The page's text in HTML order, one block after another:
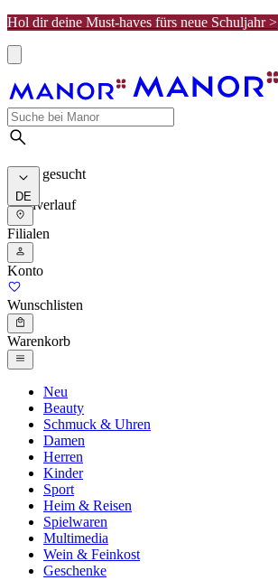
Hol dir deine Must-haves fürs neue Schuljahr >
Meist gesucht
Suchverlauf
DE
Filialen
Konto
Wunschlisten
Warenkorb
Neu
Beauty
Schmuck & Uhren
Damen
Herren
Kinder
Sport
Heim & Reisen
Spielwaren
Multimedia
Wein & Feinkost
Geschenke